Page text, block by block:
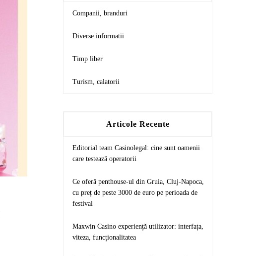
Companii, branduri
Diverse informatii
Timp liber
Turism, calatorii
Articole Recente
Editorial team Casinolegal: cine sunt oamenii
care testează operatorii
Ce oferă penthouse-ul din Gruia, Cluj-Napoca,
cu preț de peste 3000 de euro pe perioada de
festival
Maxwin Casino experiență utilizator: interfața,
viteza, funcționalitatea